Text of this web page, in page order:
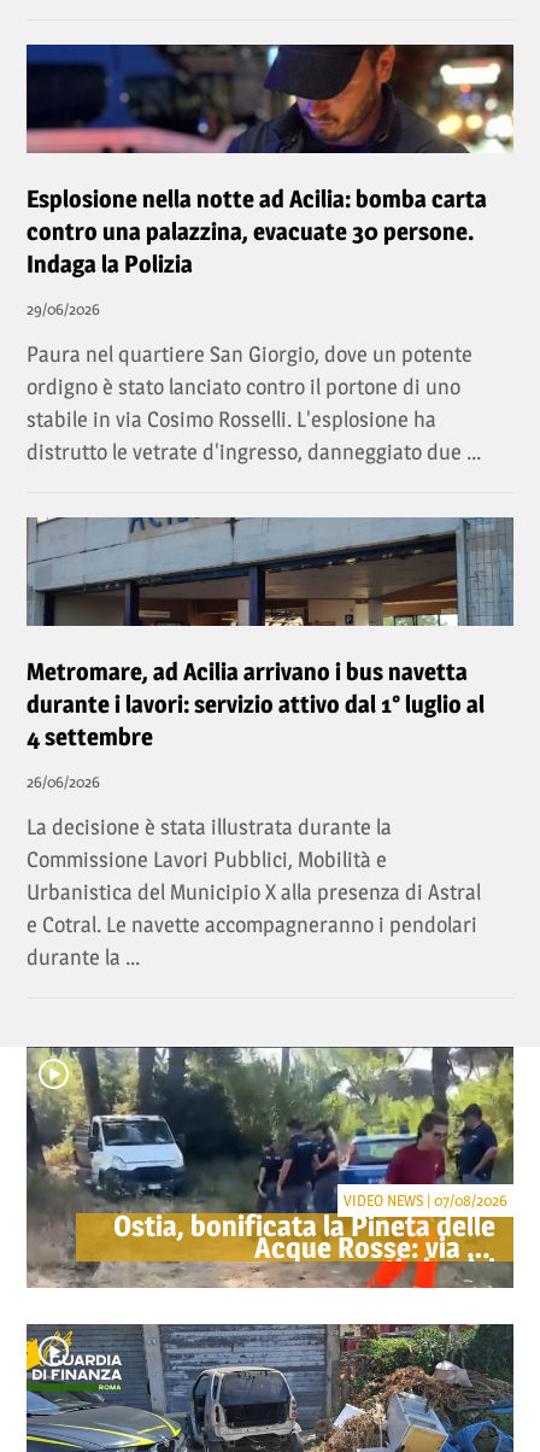
Esplosione nella notte ad Acilia: bomba carta
contro una palazzina, evacuate 30 persone.
Indaga la Polizia
29/06/2026
Paura nel quartiere San Giorgio, dove un potente
ordigno è stato lanciato contro il portone di uno
stabile in via Cosimo Rosselli. L'esplosione ha
distrutto le vetrate d'ingresso, danneggiato due ...
Metromare, ad Acilia arrivano i bus navetta
durante i lavori: servizio attivo dal 1° luglio al
4 settembre
26/06/2026
La decisione è stata illustrata durante la
Commissione Lavori Pubblici, Mobilità e
Urbanistica del Municipio X alla presenza di Astral
e Cotral. Le navette accompagneranno i pendolari
durante la ...
Ostia, bonificata la Pineta delle
Acque Rosse: via gli
accampamenti abusivi
VIDEO NEWS | 07/08/2026